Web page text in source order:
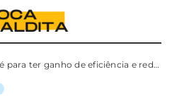
ganho de eficiência e redução de custos, defende Romanelli